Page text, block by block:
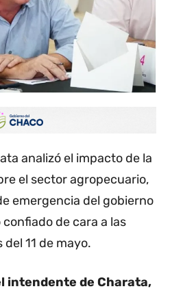
analizó el impacto de la
el sector agropecuario,
emergencia del gobierno
de cara a las
11 de mayo.
intendente de Charata,